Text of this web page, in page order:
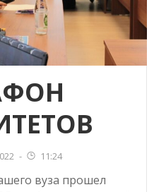
- 11:24
вуза прошел